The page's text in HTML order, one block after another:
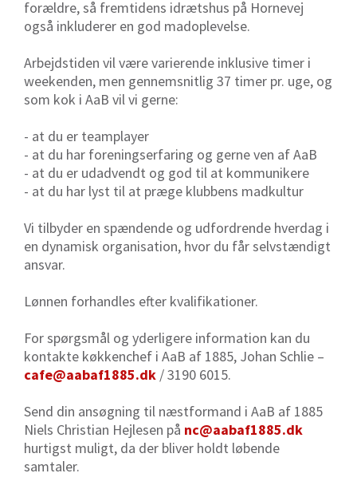
forældre, så fremtidens idrætshus på Hornevej
også inkluderer en god madoplevelse.
Arbejdstiden vil være varierende inklusive timer i
weekenden, men gennemsnitlig 37 timer pr. uge, og
som kok i AaB vil vi gerne:
- at du er teamplayer
- at du har foreningserfaring og gerne ven af AaB
- at du er udadvendt og god til at kommunikere
- at du har lyst til at præge klubbens madkultur
Vi tilbyder en spændende og udfordrende hverdag i
en dynamisk organisation, hvor du får selvstændigt
ansvar.
Lønnen forhandles efter kvalifikationer.
For spørgsmål og yderligere information kan du
kontakte køkkenchef i AaB af 1885, Johan Schlie –
cafe@aabaf1885.dk / 3190 6015.
Send din ansøgning til næstformand i AaB af 1885
Niels Christian Hejlesen på nc@aabaf1885.dk
hurtigst muligt, da der bliver holdt løbende
samtaler.